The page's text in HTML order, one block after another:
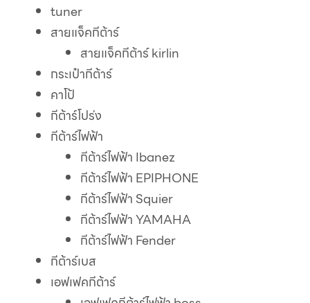
tuner
สายแจ็คกีต้าร์
สายแจ็คกีต้าร์ kirlin
กระเป๋ากีต้าร์
คาโป้
กีต้าร์โปร่ง
กีต้าร์ไฟฟ้า
กีต้าร์ไฟฟ้า Ibanez
กีต้าร์ไฟฟ้า EPIPHONE
กีต้าร์ไฟฟ้า Squier
กีต้าร์ไฟฟ้า YAMAHA
กีต้าร์ไฟฟ้า Fender
กีต้าร์เบส
เอฟเฟคกีต้าร์